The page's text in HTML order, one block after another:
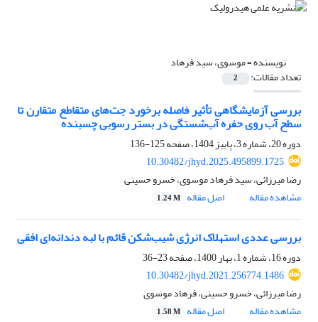
نویسنده =موسوی، سید فرهاد
تعداد مقالات: 2
بررسی آزمایشگاهی تأثیر فاصله برخورد جت‌های متقاطع متقارن تا
سطح آب روی حفره آب‌شستگی در بستر رسوبی چسبنده
دوره 20، شماره 3، پاییز 1404، صفحه
125-136
10.30482/jhyd.2025.495899.1725
رضا میرزائی، سید فرهاد موسوی، خسرو حسینی
مشاهده مقاله
اصل مقاله 1.24 M
بررسی عددی استهلاک انرژی شیب‌شکن قائم با لبه‌ دندانه‌ای افقی
دوره 16، شماره 1، بهار 1400، صفحه
23-36
10.30482/jhyd.2021.256774.1486
رضا میرزائی، خسرو حسینی، فرهاد موسوی
مشاهده مقاله
اصل مقاله 1.58 M